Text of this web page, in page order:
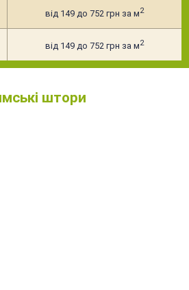
від 149 до 752 грн за м2
від 149 до 752 грн за м2
штори